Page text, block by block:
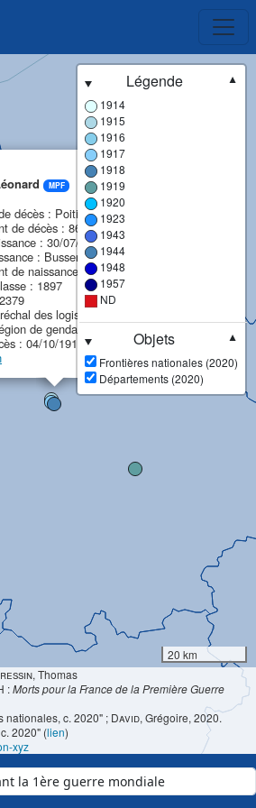
MPF
décès : Poitiers
de décès : 86 - Vienne
: 30/07/1877
: Busserolles
de naissance : 24 - Dordogne
: 1897
des logis-chef
de gendarmerie (6e LG)
: 04/10/1918
Légende
▼
1914
1915
1916
1917
1918
1919
1920
1923
1943
1944
1948
1957
ND
Objets
▼
Frontières nationales (2020)
Départements (2020)
20 km
, Thomas
:Morts pour la France de la Première Guerre
nationales, c. 2020" ; David, Grégoire, 2020.
2020" (lien)
xyz